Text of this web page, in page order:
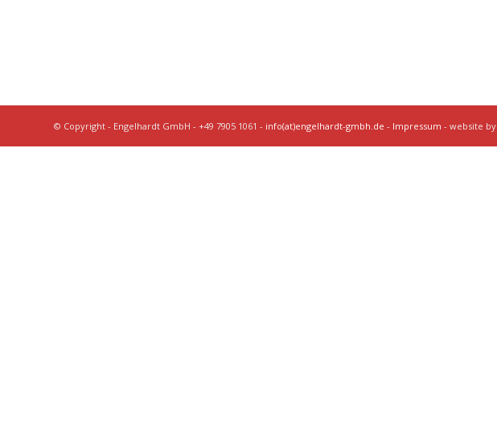
© Copyright - Engelhardt GmbH - +49 7905 1061 - info(at)engelhardt-gmbh.de - Impressum - website by